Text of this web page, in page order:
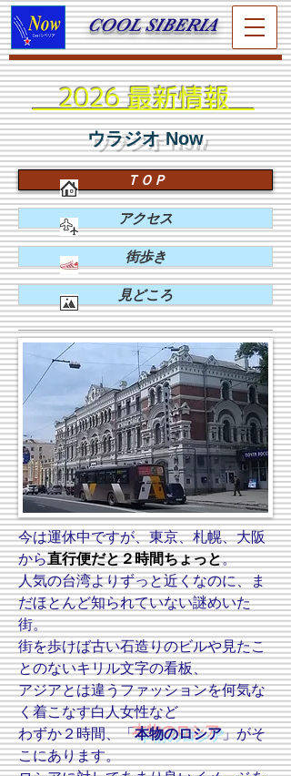
COOL SIBERIA
2026 最新情報
ウラジオ Now
ＴＯＰ
アクセス
街歩き
見どころ
今は運休中ですが、東京、札幌、大阪
から直行便だと２時間ちょっと。
人気の台湾よりずっと近くなのに、ま
だほとんど知られていない謎めいた
街。
街を歩けば古い石造りのビルや見たこ
とのないキリル文字の看板、
アジアとは違うファッションを何気な
く着こなす白人女性など
わずか２時間、「本物のロシア」がそ
こにあります。